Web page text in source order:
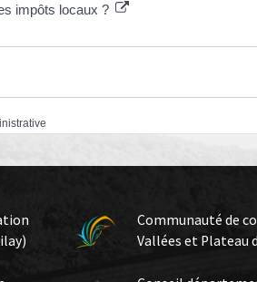
impôts locaux ?
Communauté de
Vallées et Plateau